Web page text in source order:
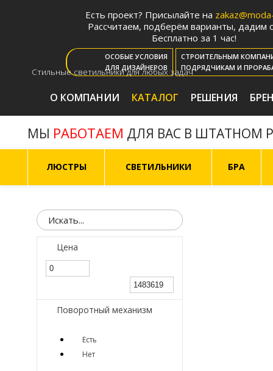
Есть проект? Присылайте на
Рассчитаем, подберём варианты, дадим
Бесплатно за 1 час!
ОСОБЫЕ УСЛОВИЯ
ДЛЯ ДИЗАЙНЕРОВ
СТРОИТЕЛЬНЫМ
ПОДРЯДЧИКАМ И
Стильные светильники для любых задач
О КОМПАНИИ КАТАЛОГ РЕШЕНИЯ
МЫ РАБОТАЕМ ДЛЯ ВАС В ШТАТНОМ
ЛЮСТРЫ СВЕТИЛЬНИКИ БРА
Цена
Поворотный механизм
Есть
Нет